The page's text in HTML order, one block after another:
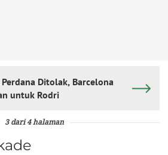
Ditolak, Barcelona
untuk Rodri
3 dari 4 halaman